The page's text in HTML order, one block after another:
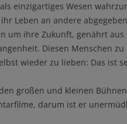
einzigartiges Wesen
Leben an andere
um ihre Zukunft, genährt
Diesen Menschen
wieder zu lieben: Das ist
großen und kleinen
darum ist er